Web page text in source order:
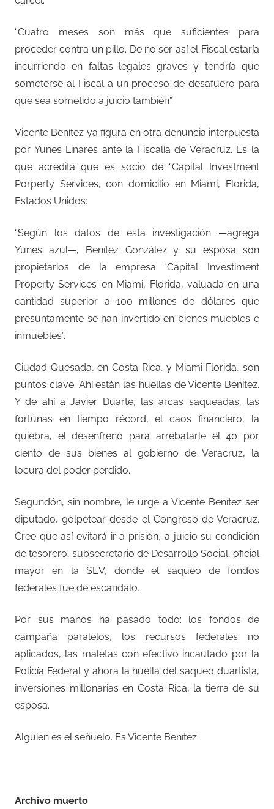
“Cuatro meses son más que suficientes para
proceder contra un pillo. De no ser así el Fiscal estaría
incurriendo en faltas legales graves y tendría que
someterse al Fiscal a un proceso de desafuero para
que sea sometido a juicio también”.
Vicente Benítez ya figura en otra denuncia interpuesta
por Yunes Linares ante la Fiscalía de Veracruz. Es la
que acredita que es socio de “Capital Investment
Porperty Services, con domicilio en Miami, Florida,
Estados Unidos:
“Según los datos de esta investigación —agrega
Yunes azul—, Benítez González y su esposa son
propietarios de la empresa ‘Capital Investiment
Property Services’ en Miami, Florida, valuada en una
cantidad superior a 100 millones de dólares que
presuntamente se han invertido en bienes muebles e
inmuebles”.
Ciudad Quesada, en Costa Rica, y Miami Florida, son
puntos clave. Ahí están las huellas de Vicente Benítez.
Y de ahí a Javier Duarte, las arcas saqueadas, las
fortunas en tiempo récord, el caos financiero, la
quiebra, el desenfreno para arrebatarle el 40 por
ciento de sus bienes al gobierno de Veracruz, la
locura del poder perdido.
Segundón, sin nombre, le urge a Vicente Benítez ser
diputado, golpetear desde el Congreso de Veracruz.
Cree que así evitará ir a prisión, a juicio su condición
de tesorero, subsecretario de Desarrollo Social, oficial
mayor en la SEV, donde el saqueo de fondos
federales fue de escándalo.
Por sus manos ha pasado todo: los fondos de
campaña paralelos, los recursos federales no
aplicados, las maletas con efectivo incautado por la
Policía Federal y ahora la huella del saqueo duartista,
inversiones millonarias en Costa Rica, la tierra de su
esposa.
Alguien es el señuelo. Es Vicente Benítez.
Archivo muerto